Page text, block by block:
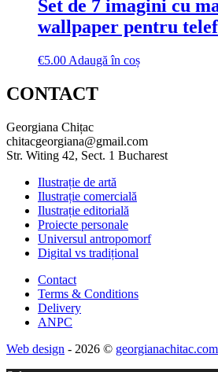
Set de 7 imagini cu
wallpaper pentru
€5.00 Adaugă în coș
CONTACT
Georgiana Chițac
chitacgeorgiana@gmail.com
Str. Witing 42, Sect. 1 Bucharest
Ilustrație de artă
Ilustrație comercială
Ilustrație editorială
Proiecte personale
Universul antropomorf
Digital vs tradițional
Contact
Terms & Conditions
Delivery
ANPC
Web design - 2026 © georgianachitac.com